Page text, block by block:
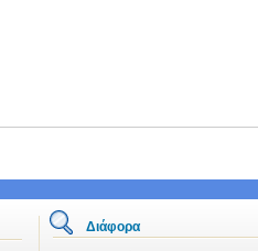
Διάφορα